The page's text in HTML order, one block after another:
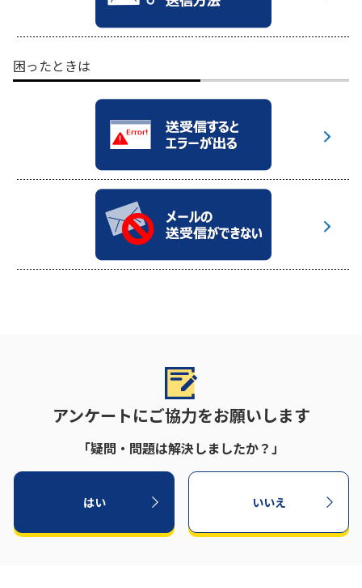
困ったときは
アンケートにご協力をお願いします
「疑問・問題は解決しましたか？」
はい いいえ